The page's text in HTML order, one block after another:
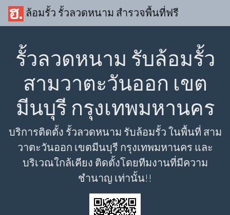
ล้อมรั้ว รั้วลวดหนาม สำรวจพื้นที่ฟรี
รั้วลวดหนาม รับล้อมรั้ว
สามวาตะวันออก เขต
มีนบุรี กรุงเทพมหานคร
บริการติดตั้ง รั้วลวดหนาม รับล้อมรั้ว ในพื้นที่ สาม
วาตะวันออก เขตมีนบุรี กรุงเทพมหานคร และ
บริเวณใกล้เคียง ติดตั้งโดยทีมงานที่มีความ
ชำนาญ เท่านั้น!!